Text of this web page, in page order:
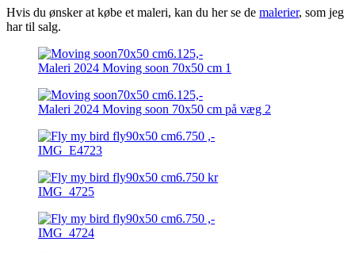
Hvis du ønsker at købe et maleri, kan du her se de malerier, som jeg
har til salg.
Maleri 2024 Moving soon 70x50 cm 1
Maleri 2024 Moving soon 70x50 cm på væg 2
IMG_E4723
IMG_4725
IMG_4724